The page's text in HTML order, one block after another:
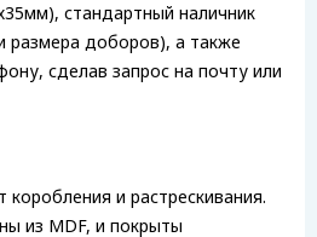
стандартный наличник
размера доборов), а также
сделав запрос на почту или
и растрескивания.
из MDF, и покрыты